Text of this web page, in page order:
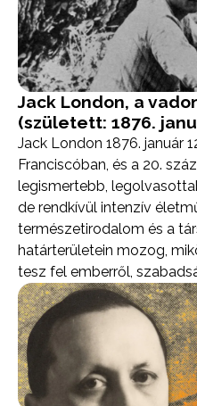
Jack London, a
(született: 1876.
Jack London 1876. január
Franciscóban, és a 20.
legismertebb,
de rendkívül intenzív
természetirodalom és a
határterületein mozog,
tesz fel emberről,